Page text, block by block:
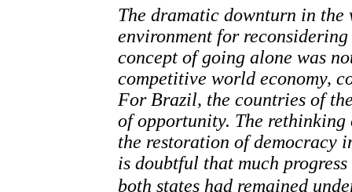
The dramatic downturn in the
environment for
concept of going alone was
competitive world economy,
For Brazil, the countries of
of opportunity. The
the restoration of democracy
is doubtful that much
both states had remained